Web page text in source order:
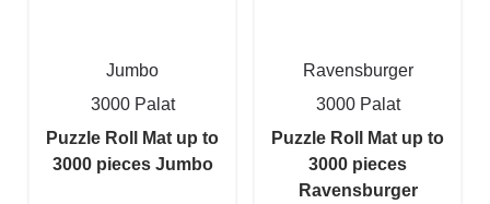
Jumbo
3000 Palat
Puzzle Roll Mat up to
3000 pieces Jumbo
Ravensburger
3000 Palat
Puzzle Roll Mat up to
3000 pieces
Ravensburger